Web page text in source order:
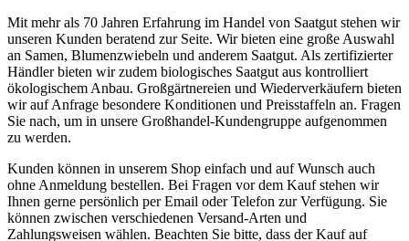
Mit mehr als 70 Jahren Erfahrung im Handel von Saatgut stehen wir
unseren Kunden beratend zur Seite. Wir bieten eine große Auswahl
an Samen, Blumenzwiebeln und anderem Saatgut. Als zertifizierter
Händler bieten wir zudem biologisches Saatgut aus kontrolliert
ökologischem Anbau. Großgärtnereien und Wiederverkäufern bieten
wir auf Anfrage besondere Konditionen und Preisstaffeln an. Fragen
Sie nach, um in unsere Großhandel-Kundengruppe aufgenommen
zu werden.
Kunden können in unserem Shop einfach und auf Wunsch auch
ohne Anmeldung bestellen. Bei Fragen vor dem Kauf stehen wir
Ihnen gerne persönlich per Email oder Telefon zur Verfügung. Sie
können zwischen verschiedenen Versand-Arten und
Zahlungsweisen wählen. Beachten Sie bitte, dass der Kauf auf